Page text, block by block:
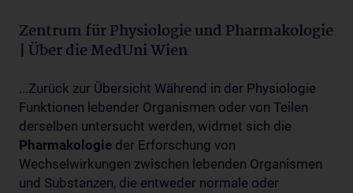
Zentrum für Physiologie und Pharmakologie
| Über die MedUni Wien
...Zurück zur Übersicht Während in der Physiologie
Funktionen lebender Organismen oder von Teilen
derselben untersucht werden, widmet sich die
Pharmakologie der Erforschung von
Wechselwirkungen zwischen lebenden Organismen
und Substanzen, die entweder normale oder